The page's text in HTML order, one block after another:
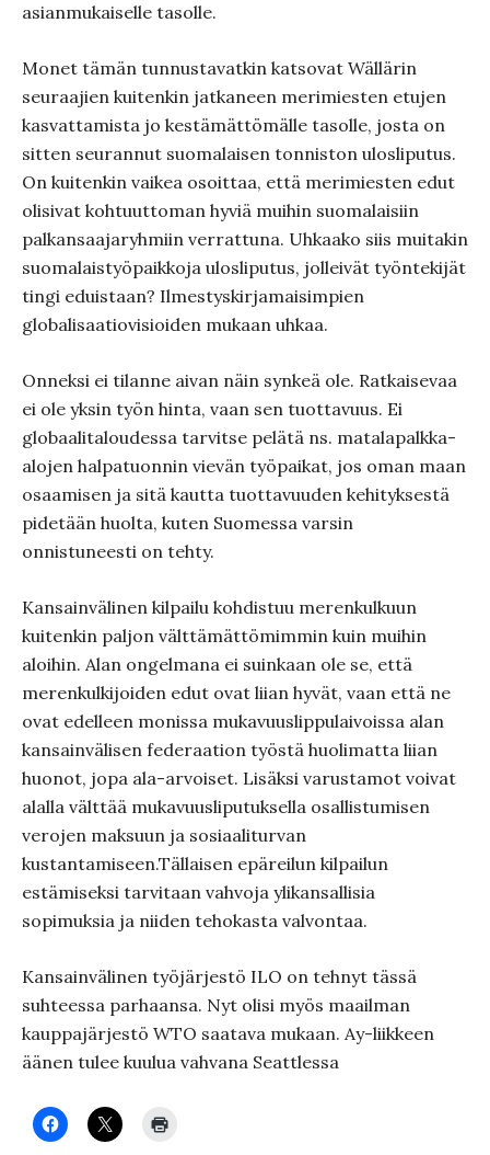
asianmukaiselle tasolle.
Monet tämän tunnustavatkin katsovat Wällärin
seuraajien kuitenkin jatkaneen merimiesten etujen
kasvattamista jo kestämättömälle tasolle, josta on
sitten seurannut suomalaisen tonniston ulosliputus.
On kuitenkin vaikea osoittaa, että merimiesten edut
olisivat kohtuuttoman hyviä muihin suomalaisiin
palkansaajaryhmiin verrattuna. Uhkaako siis muitakin
suomalaistyöpaikkoja ulosliputus, jolleivät työntekijät
tingi eduistaan? Ilmestyskirjamaisimpien
globalisaatiovisioiden mukaan uhkaa.
Onneksi ei tilanne aivan näin synkeä ole. Ratkaisevaa
ei ole yksin työn hinta, vaan sen tuottavuus. Ei
globaalitaloudessa tarvitse pelätä ns. matalapalkka-
alojen halpatuonnin vievän työpaikat, jos oman maan
osaamisen ja sitä kautta tuottavuuden kehityksestä
pidetään huolta, kuten Suomessa varsin
onnistuneesti on tehty.
Kansainvälinen kilpailu kohdistuu merenkulkuun
kuitenkin paljon välttämättömimmin kuin muihin
aloihin. Alan ongelmana ei suinkaan ole se, että
merenkulkijoiden edut ovat liian hyvät, vaan että ne
ovat edelleen monissa mukavuuslippulaivoissa alan
kansainvälisen federaation työstä huolimatta liian
huonot, jopa ala-arvoiset. Lisäksi varustamot voivat
alalla välttää mukavuusliputuksella osallistumisen
verojen maksuun ja sosiaaliturvan
kustantamiseen.Tällaisen epäreilun kilpailun
estämiseksi tarvitaan vahvoja ylikansallisia
sopimuksia ja niiden tehokasta valvontaa.
Kansainvälinen työjärjestö ILO on tehnyt tässä
suhteessa parhaansa. Nyt olisi myös maailman
kauppajärjestö WTO saatava mukaan. Ay-liikkeen
äänen tulee kuulua vahvana Seattlessa